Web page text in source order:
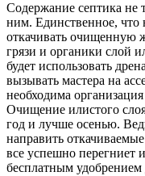
Содержание септика не
ним. Единственное, что
откачивать очищенную
грязи и органики слой
будет использовать
вызывать мастера на
необходима
Очищение илистого
год и лучше осенью.
направить
все успешно перегниет
бесплатным